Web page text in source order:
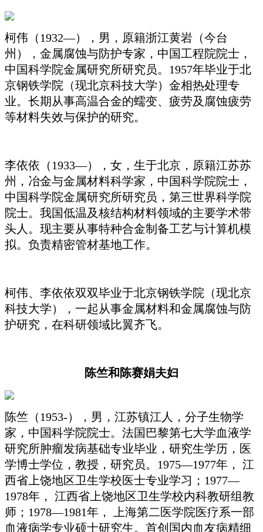
柯伟（1932—），男，原籍浙江黄岩（今台
州），金属腐蚀与防护专家，中国工程院院士，
中国科学院金属研究所研究员。1957年毕业于北
京钢铁学院（现北京科技大学）金相热处理专
业。长期从事高温合金的蠕变、疲劳及腐蚀疲劳
等材料失效与保护的研究。
李依依（1933—），女，生于北京，原籍江苏苏
州，冶金与金属材料科学家，中国科学院院士，
中国科学院金属研究所研究员，第三世界科学院
院士。我国低温及核结构材料领域的主要学术带
头人。现主要从事特种合金制备工艺与计算机模
拟。负责精密管材基地工作。
柯伟、李依依双双毕业于北京钢铁学院（现北京
科技大学），一起从事金属材料和金属腐蚀与防
护研究，在科研领域比翼齐飞。
陈竺和陈赛娟夫妇
陈竺（1953-），男，江苏镇江人，分子生物学
家，中国科学院院士。法国巴黎第七大学血液学
研究所肿瘤发病基础专业毕业，研究生学历，医
学博士学位，教授，研究员。1975—1977年， 江
西省上饶地区卫生学校医士专业学习；1977—
1978年， 江西省上饶地区卫生学校内科教研组教
师；1978—1981年， 上海第二医学院医疗系一部
血液病学专业硕士研究生。首创国内血友病精细